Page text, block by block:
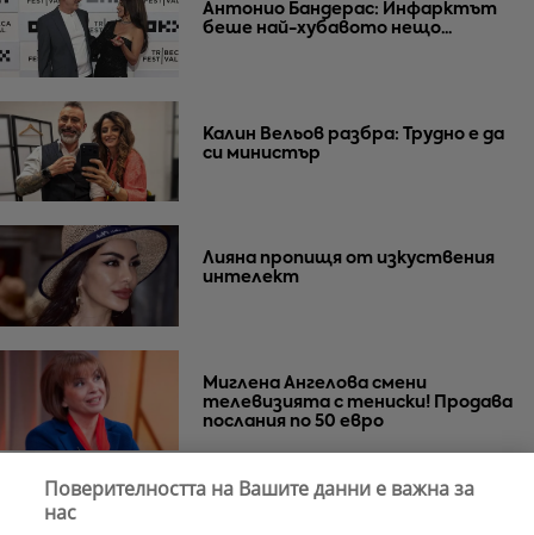
Антонио Бандерас: Инфарктът
беше най-хубавото нещо...
Калин Вельов разбра: Трудно е да
си министър
Лияна пропищя от изкуствения
интелект
Миглена Ангелова смени
телевизията с тениски! Продава
послания по 50 евро
Поверителността на Вашите данни е важна за
нас